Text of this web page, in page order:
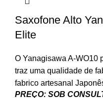
Saxofone Alto
Elite
O Yanagisawa A-WO10
traz uma qualidade de
fabrico artesanal
PREÇO: SOB